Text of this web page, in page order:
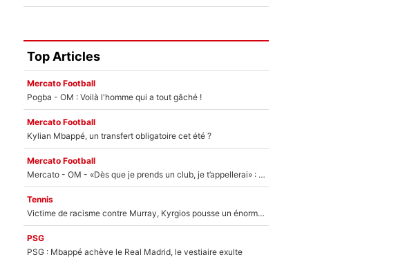
Top Articles
Mercato Football
Pogba - OM : Voilà l'homme qui a tout gâché !
Mercato Football
Kylian Mbappé, un transfert obligatoire cet été ?
Mercato Football
Mercato - OM - «Dès que je prends un club, je t’appellerai» : La promesse de Marcelino au moment de claquer la porte
Tennis
Victime de racisme contre Murray, Kyrgios pousse un énorme coup de gueule !
PSG
PSG : Mbappé achève le Real Madrid, le vestiaire exulte